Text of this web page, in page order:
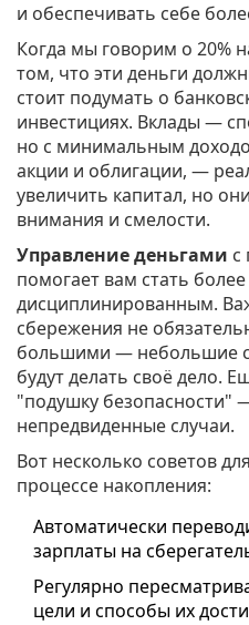
и обеспечивать себе
Когда мы говорим о 20%
том, что эти деньги
стоит подумать о
инвестициях. Вклады —
но с минимальным
акции и облигации, —
увеличить капитал, но
внимания и смелости.
Управление деньгами с
помогает вам стать
дисциплинированным.
сбережения не
большими — небольшие
будут делать своё дело.
"подушку безопасности"
непредвиденные случаи.
Вот несколько советов
процессе накопления:
Автоматически
зарплаты на
Регулярно
цели и способы их